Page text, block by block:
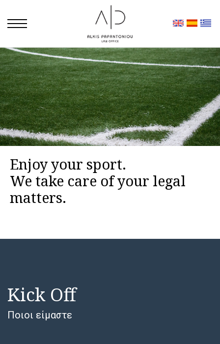
Enjoy your sport.
We take care of your legal
matters.
Kick Off
Ποιοι είμαστε